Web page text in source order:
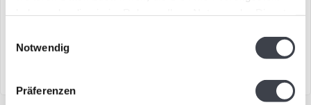
Notwendig
Präferenzen
€99,00
nach einem Design von Mats
€99,00
Mats Jonasson steht als